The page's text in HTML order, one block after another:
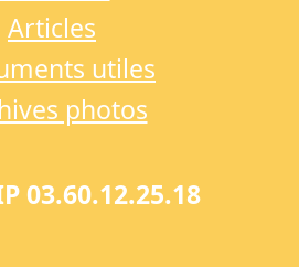
Articles
utiles
photos
03.60.12.25.18